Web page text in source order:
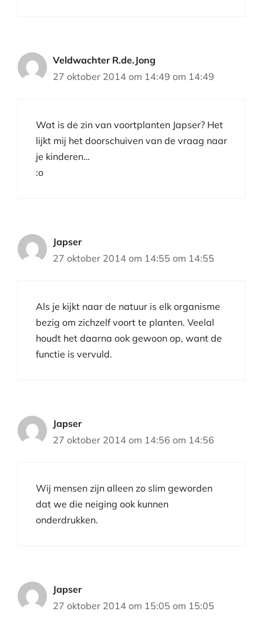
Veldwachter R.de.Jong
27 oktober 2014 om 14:49 om 14:49
Wat is de zin van voortplanten Japser? Het
lijkt mij het doorschuiven van de vraag naar
je kinderen…
:o
Japser
27 oktober 2014 om 14:55 om 14:55
Als je kijkt naar de natuur is elk organisme
bezig om zichzelf voort te planten. Veelal
houdt het daarna ook gewoon op, want de
functie is vervuld.
Japser
27 oktober 2014 om 14:56 om 14:56
Wij mensen zijn alleen zo slim geworden
dat we die neiging ook kunnen
onderdrukken.
Japser
27 oktober 2014 om 15:05 om 15:05